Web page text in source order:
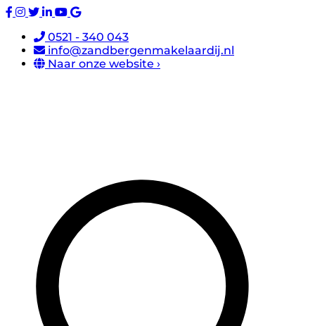
0521 - 340 043
info@zandbergenmakelaardij.nl
Naar onze website ›